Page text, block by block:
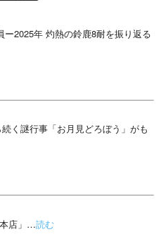
2025年 灼熱の鈴鹿8耐を振り返る
く謎行事「お月見どろぼう」がも
店」…読む